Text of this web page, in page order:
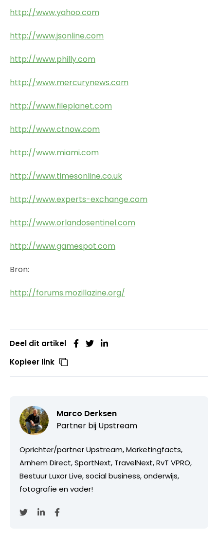
http://www.yahoo.com
http://www.jsonline.com
http://www.philly.com
http://www.mercurynews.com
http://www.fileplanet.com
http://www.ctnow.com
http://www.miami.com
http://www.timesonline.co.uk
http://www.experts-exchange.com
http://www.orlandosentinel.com
http://www.gamespot.com
Bron:
http://forums.mozillazine.org/
Deel dit artikel
Kopieer link
Marco Derksen
Partner bij Upstream
Oprichter/partner Upstream, Marketingfacts,
Arnhem Direct, SportNext, TravelNext, RvT VPRO,
Bestuur Luxor Live, social business, onderwijs,
fotografie en vader!